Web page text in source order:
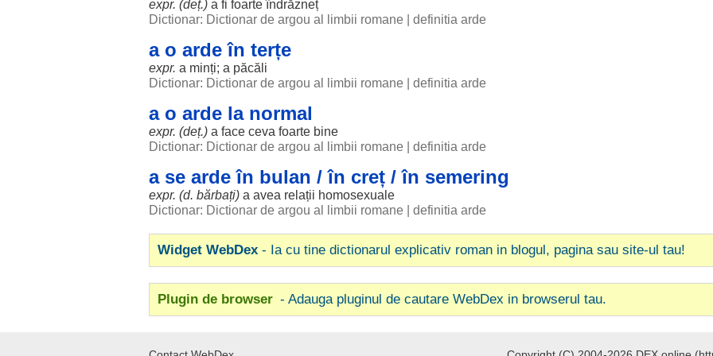
expr. (deț.) a fi foarte îndrăzneț
Dictionar: Dictionar de argou al limbii romane
definitia arde
a o arde în terțe
expr. a minți; a păcăli
Dictionar: Dictionar de argou al limbii romane
definitia arde
a o arde la normal
expr. (deț.) a face ceva foarte bine
Dictionar: Dictionar de argou al limbii romane
definitia arde
a se arde în bulan / în creț / în semering
expr. (d. bărbați) a avea relații homosexuale
Dictionar: Dictionar de argou al limbii romane
definitia arde
Widget WebDex - Ia cu tine dictionarul explicativ roman in blogul, pagina sau site-ul tau!
Plugin de browser - Adauga pluginul de cautare WebDex in browserul tau.